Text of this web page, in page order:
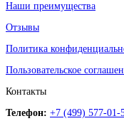
Наши преимущества
Отзывы
Политика
Пользовательское
Контакты
Телефон: +7 (499) 577-01-